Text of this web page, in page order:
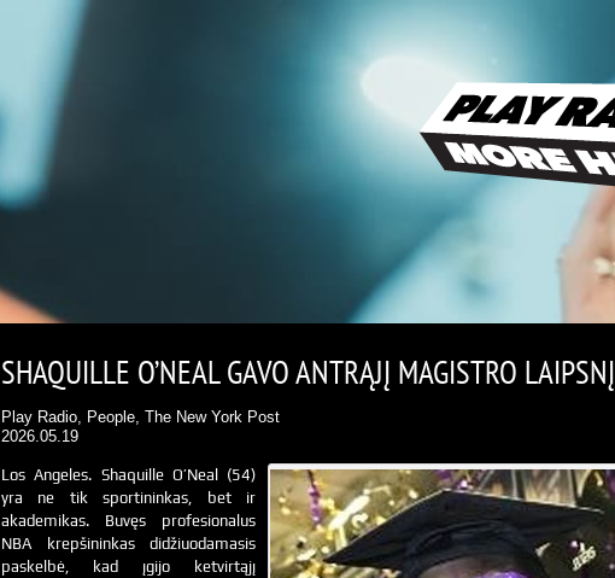
SHAQUILLE O’NEAL GAVO ANTRĄJĮ MAGISTRO LAIPSNĮ
Play Radio, People, The New York Post
2026.05.19
Los Angeles. Shaquille O’Neal (54)
yra ne tik sportininkas, bet ir
akademikas. Buvęs profesionalus
NBA krepšininkas didžiuodamasis
paskelbė, kad įgijo ketvirtąjį